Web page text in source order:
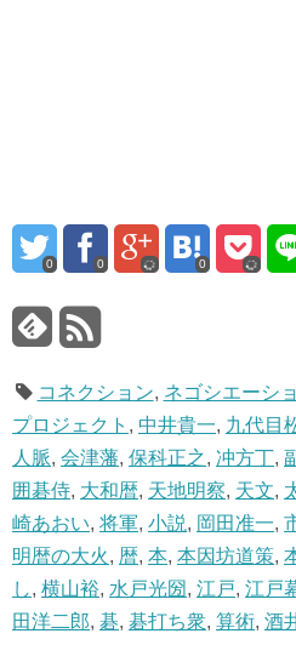
0 0 0
コネクション, ネゴシエーシ
プロジェクト , 中井貴一, 九代目
人脈, 会津藩, 保科正之, 冲方丁,
囲碁侍, 大和暦, 天地明察, 天文,
崎あおい, 将軍, 小説, 岡田准一,
明暦の大火, 暦, 本, 本因坊道策,
し, 横山裕, 水戸光圀, 江戸, 江戸
田洋二郎, 碁, 碁打ち衆, 算術, 酒